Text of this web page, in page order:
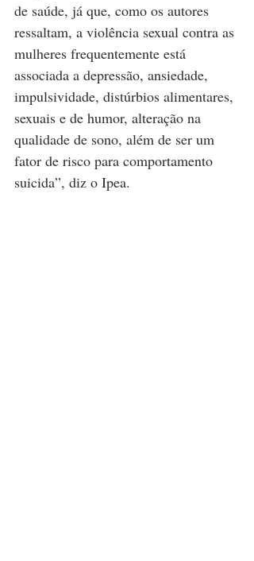
de saúde, já que, como os autores
ressaltam, a violência sexual contra as
mulheres frequentemente está
associada a depressão, ansiedade,
impulsividade, distúrbios alimentares,
sexuais e de humor, alteração na
qualidade de sono, além de ser um
fator de risco para comportamento
suicida”, diz o Ipea.